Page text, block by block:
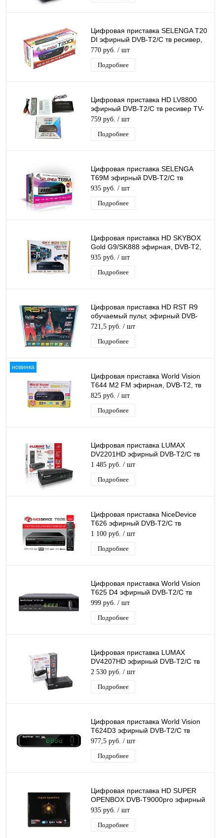
Цифровая приставка SELENGA T20
DI эфирный DVB-T2/C тв ресивер,
тюнер бесплатного IPTV,
медиаплеер
770 руб. / шт
Подробнее
Цифровая приставка HD LV8800
эфирный DVB-T2/C тв ресивер TV-
тюнер бесплатного тв, медиаплеер
759 руб. / шт
Подробнее
Цифровая приставка SELENGA
T69M эфирный DVB-T2/C тв
ресивер, тюнер бесплатного IPTV,
медиаплеер
935 руб. / шт
Подробнее
Цифровая приставка HD SKYBOX
Gold G9/SK888 эфирная, DVB-T2,
тв бесплатно, тюнер, ресивер,
приемник
935 руб. / шт
Подробнее
Цифровая приставка HD RST R9
обучаемый пульт, эфирный DVB-
T2/C тв ресивер бесплатное тв
721,5 руб. / шт
Подробнее
новинка
Цифровая приставка World Vision
T644 M2 FM эфирная, DVB-T2, тв
бесплатно, тюнер, ресивер,
приемник
825 руб. / шт
Подробнее
Цифровая приставка LUMAX
DV2201HD эфирный DVB-T2/C тв
ресивер бесплатное тв TV-тюнер
медиаплеер IPTV
1 485 руб. / шт
Подробнее
Цифровая приставка NiceDevice
T626 эфирный DVB-T2/C тв
приставка бесплатное тв тюнер
медиаплеер
1 100 руб. / шт
Подробнее
Цифровая приставка World Vision
T625 D4 эфирный DVB-T2/C тв
приставка бесплатное тв тюнер
медиаплеер
999 руб. / шт
Подробнее
Цифровая приставка LUMAX
DV4207HD эфирный DVB-T2/C тв
ресивер бесплатное тв TV-тюнер
медиаплеер IPTV
2 530 руб. / шт
Подробнее
Цифровая приставка World Vision
T624D3 эфирный DVB-T2/C тв
ресивер бесплатное тв TV-тюнер
медиаплеер
977,5 руб. / шт
Подробнее
Цифровая приставка HD SUPER
OPENBOX DVB-T9000pro эфирный
DVB-T2/C тв приставка, тв тюнер,
медиаплеер
935 руб. / шт
Подробнее